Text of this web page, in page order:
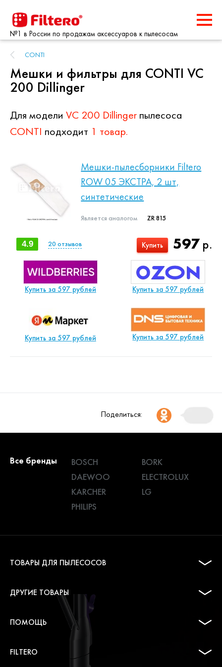
№1 в России по продажам аксессуаров к пылесосам
CONTI
Мешки и фильтры для CONTI VC
200 Dillinger
Для модели VC 200 Dillinger пылесоса
CONTI подходит 1 товар.
Мешки-пылесборники Filtero
ROW 05 ЭКСТРА, 2 шт,
синтетические
Является аналогом ZR 815
597р.
Купить
4.9 20 отзывов
Купить за 597 рублей Купить за 597 рублей
Купить за 597 рублей Купить за 597 рублей
Поделиться:
Все бренды BOSCH
BORK
DAEWOO
ELECTROLUX
KARCHER
LG
PHILIPS
ТОВАРЫ ДЛЯ ПЫЛЕСОСОВ
ДРУГИЕ ТОВАРЫ
ПОМОЩЬ
FILTERO